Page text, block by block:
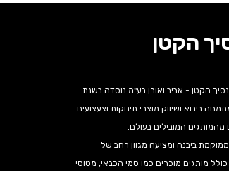
הקטן
הקטן - אביב ואורן בע"מ נוסדה בשנת
ומתמחה ביבוא ושיווק מוצרי תינוקות וצעצועים
מהמותגים המובילים בעולם.
ביבנה ומציעה מגוון רחב של
כולל מותגים מוכרים כמו סמי הכבאי, מטוסי